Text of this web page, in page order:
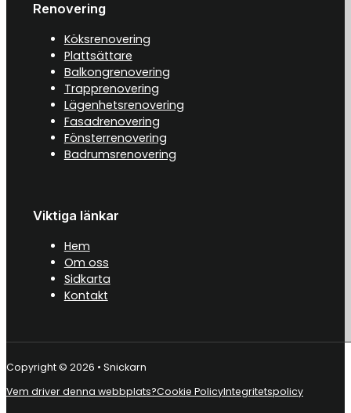
Renovering
Köksrenovering
Plattsättare
Balkongrenovering
Trapprenovering
Lägenhetsrenovering
Fasadrenovering
Fönsterrenovering
Badrumsrenovering
Viktiga länkar
Hem
Om oss
Sidkarta
Kontakt
Copyright © 2026 • Snickarn
Vem driver denna webbplats?Cookie PolicyIntegritetspolicy